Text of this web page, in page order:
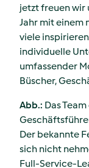
jetzt freuen wir
Jahr mit einem
viele
individuelle
umfassender
Büscher,
Abb.: Das
Der bekannte
sich nicht
Full-Service-